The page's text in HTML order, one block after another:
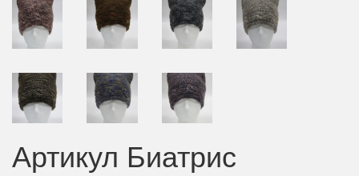
Артикул Биатрис